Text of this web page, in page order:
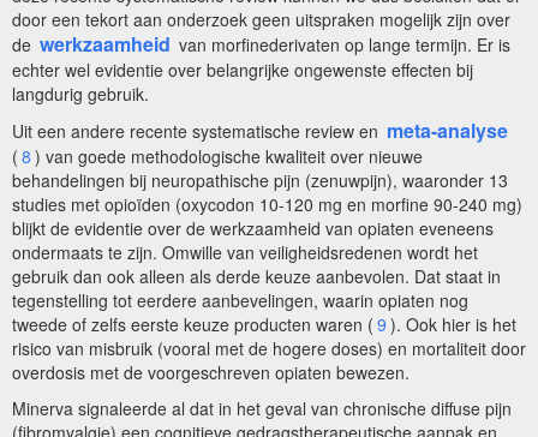
door een tekort aan onderzoek geen uitspraken mogelijk zijn over
de werkzaamheid van morfinederivaten op lange termijn. Er is
echter wel evidentie over belangrijke ongewenste effecten bij
langdurig gebruik.
Uit een andere recente systematische review en meta-analyse
( 8 ) van goede methodologische kwaliteit over nieuwe
behandelingen bij neuropathische pijn (zenuwpijn), waaronder 13
studies met opioïden (oxycodon 10-120 mg en morfine 90-240 mg)
blijkt de evidentie over de werkzaamheid van opiaten eveneens
ondermaats te zijn. Omwille van veiligheidsredenen wordt het
gebruik dan ook alleen als derde keuze aanbevolen. Dat staat in
tegenstelling tot eerdere aanbevelingen, waarin opiaten nog
tweede of zelfs eerste keuze producten waren ( 9 ). Ook hier is het
risico van misbruik (vooral met de hogere doses) en mortaliteit door
overdosis met de voorgeschreven opiaten bewezen.
Minerva signaleerde al dat in het geval van chronische diffuse pijn
(fibromyalgie) een cognitieve gedragstherapeutische aanpak en